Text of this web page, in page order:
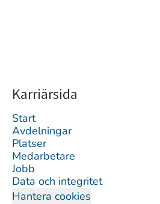
Karriärsida
Start
Avdelningar
Platser
Medarbetare
Jobb
Data och integritet
Hantera cookies